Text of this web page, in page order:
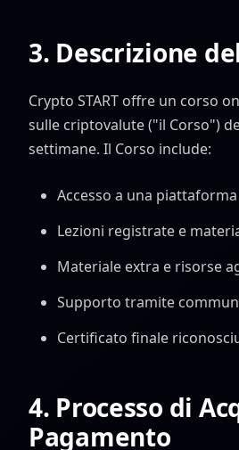
3. Descrizione
Crypto START offre un corso
sulle criptovalute ("il Corso")
settimane. Il Corso include:
Accesso a una
Lezioni registrate e
Materiale extra e risorse
Supporto tramite
Certificato finale
4. Processo di
Pagamento